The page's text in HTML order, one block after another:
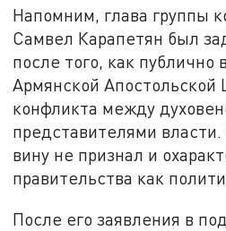
Напомним, глава группы
Самвел Карапетян был
после того, как
Армянской Апостольской
конфликта между
представителями
вину не признал и
правительства как
После его заявления в